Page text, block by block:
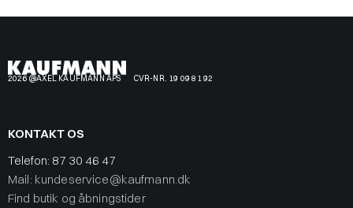
2026 @AXEL KAUFMANN APS CVR-NR. 19 09 81 92
KONTAKT OS
Telefon: 87 30 46 47
Mail: kundeservice@kaufmann.dk
Find butik og åbningstider